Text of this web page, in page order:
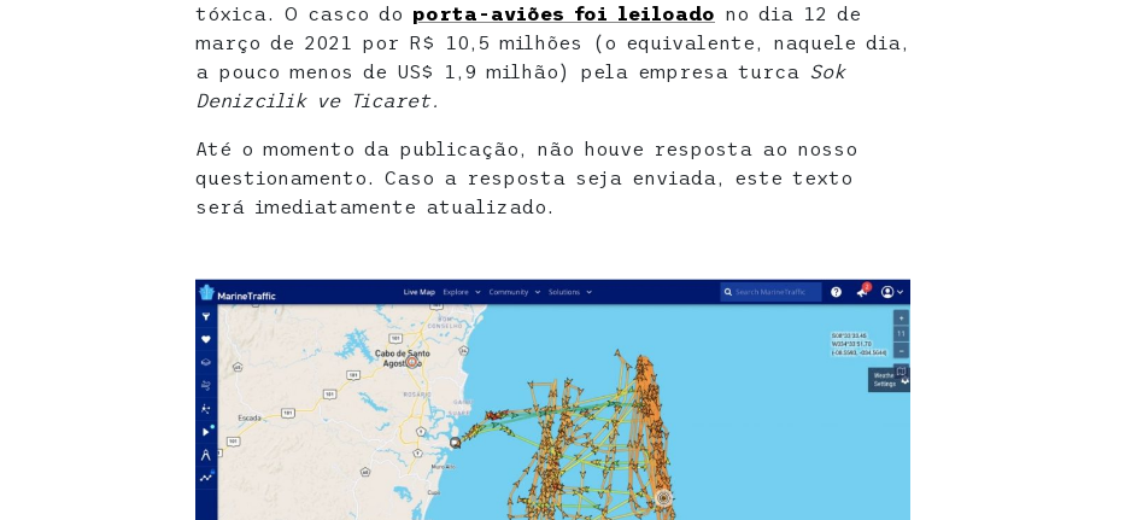
tóxica. O casco do porta-aviões foi leiloado no dia 12 de
março de 2021 por R$ 10,5 milhões (o equivalente, naquele dia,
a pouco menos de US$ 1,9 milhão) pela empresa turca
Sok
Denizcilik ve Ticaret.
Até o momento da publicação, não houve resposta ao nosso
questionamento. Caso a resposta seja enviada, este texto
será imediatamente atualizado.